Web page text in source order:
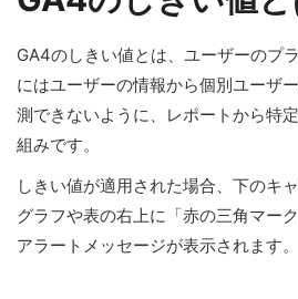
GA4のしきい値とは、ユーザーのプ
にはユーザーの情報から個別ユーザ
測できないように、レポートから特
組みです。
しきい値が適用された場合、下のキ
グラフや表の右上に「赤の三角マー
アラートメッセージが表示されます。